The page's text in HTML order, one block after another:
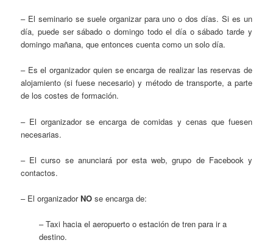
– El seminario se suele organizar para uno o dos días. Si es un
día, puede ser sábado o domingo todo el día o sábado tarde y
domingo mañana, que entonces cuenta como un solo día.
– Es el organizador quien se encarga de realizar las reservas de
alojamiento (si fuese necesario) y método de transporte, a parte
de los costes de formación.
– El organizador se encarga de comidas y cenas que fuesen
necesarias.
– El curso se anunciará por esta web, grupo de Facebook y
contactos.
– El organizadorNO se encarga de:
– Taxi hacia el aeropuerto o estación de tren para ir a
destino.